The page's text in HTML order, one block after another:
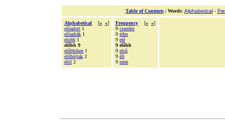
Table of Contents| Words: Alphabetical-
Alphabetical [« »]
elõadott 1
elõadták 1
elobb 1
elõbb 9
elõbbihez 1
elõbújtak 2
elöl 2
Frequency [« »]
9 csendes
9 édes
9 elé
9 elõbb
9 elsõ
9 élt
9 ezen